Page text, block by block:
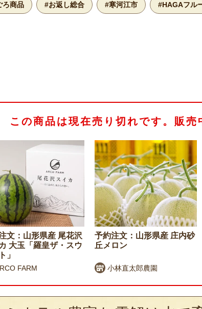
ろ商品 #お返し総合 #寒河江市 #HAGAフル
この商品は現在売り切れです。販売
文：山形県産 尾花沢
大玉「羅皇ザ・スウ
」
FARM
予約注文：山形県産 庄内砂
丘メロン
小林直太郎農園